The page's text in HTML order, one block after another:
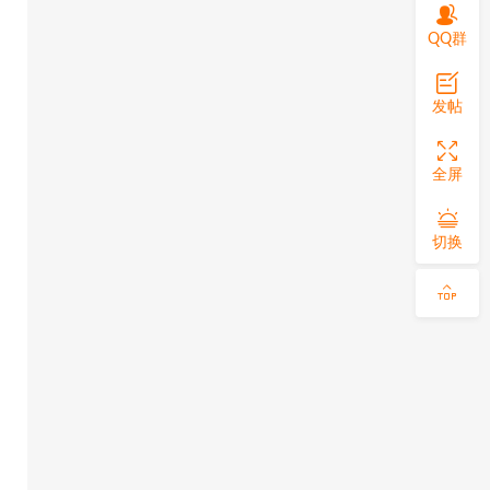
QQ群
发帖
全屏
切换